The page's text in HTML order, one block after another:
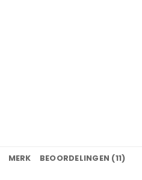
MERK BEOORDELINGEN (11)